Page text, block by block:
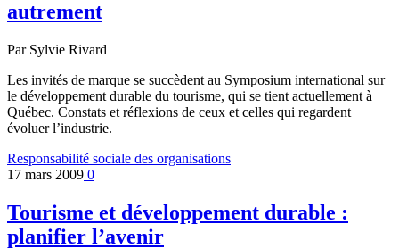
autrement
Par Sylvie Rivard
Les invités de marque se succèdent au Symposium international sur
le développement durable du tourisme, qui se tient actuellement à
Québec. Constats et réflexions de ceux et celles qui regardent
évoluer l’industrie.
Responsabilité sociale des organisations
17 mars 2009 0
Tourisme et développement durable :
planifier l’avenir